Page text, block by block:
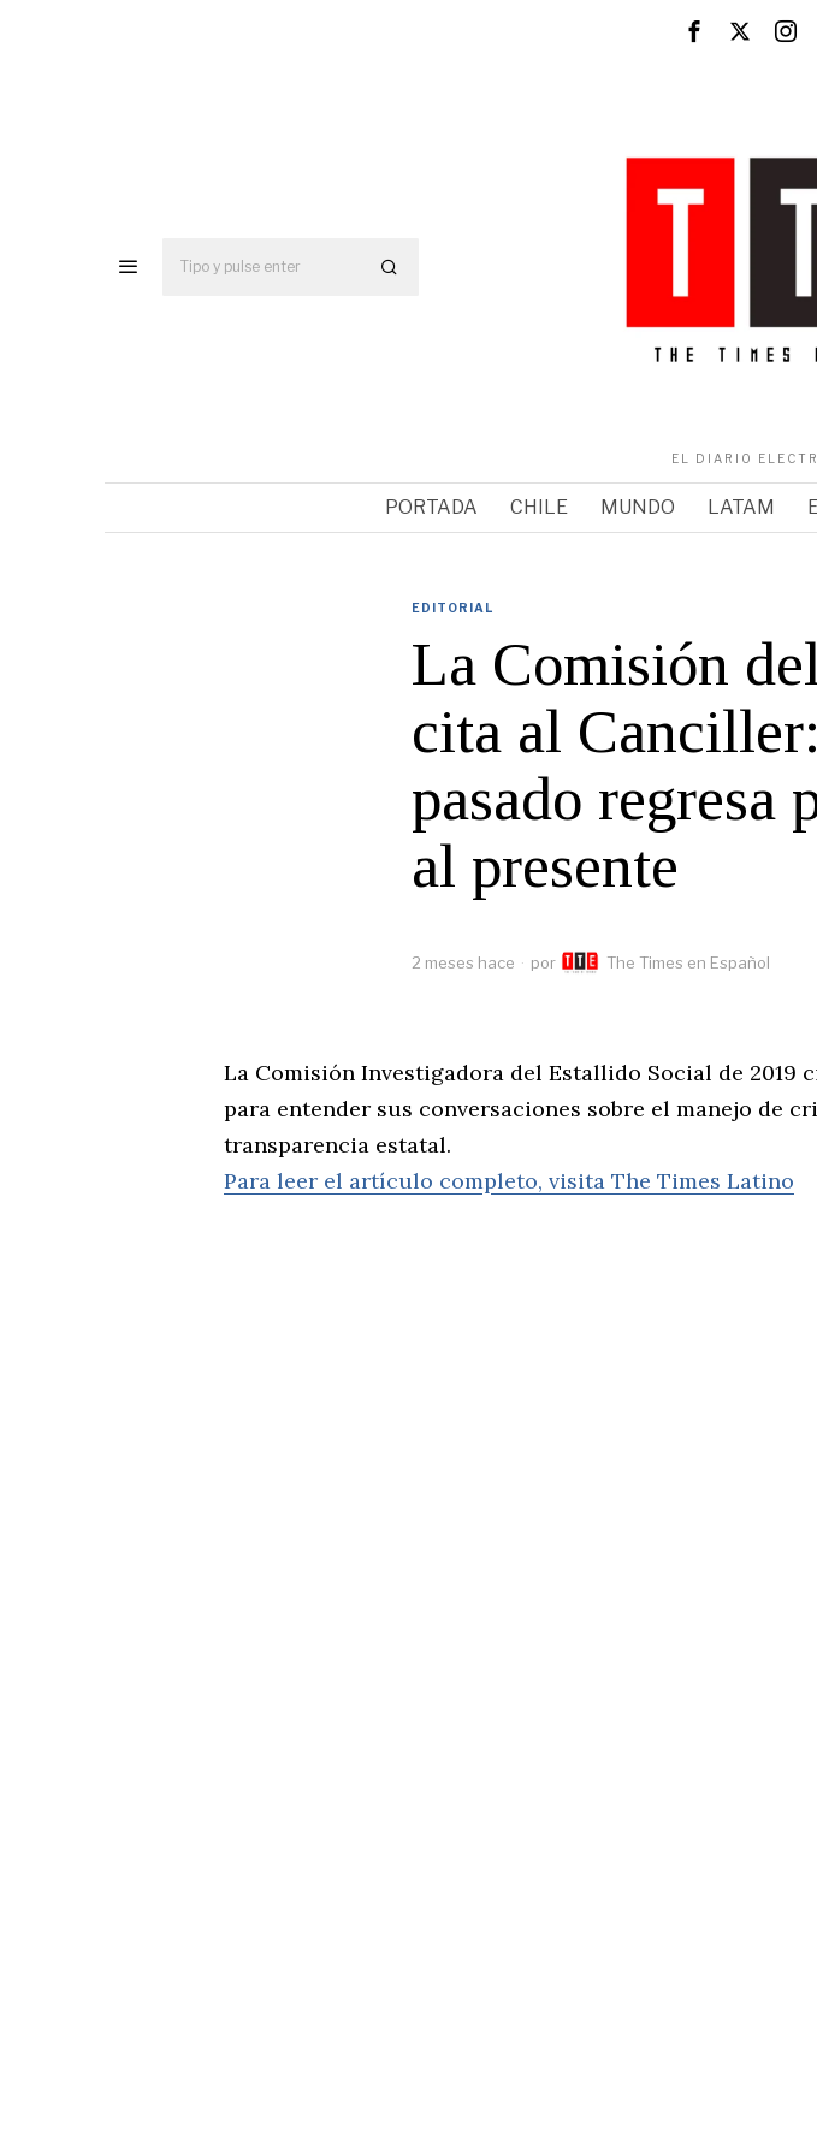
EL DIARIO
PORTADA CHILE MUNDO LATAM
EDITORIAL
La Comisión
cita al
pasado regresa
al presente
2 meses hace por The Times en Español
La Comisión Investigadora del Estallido Social de 2019
para entender sus conversaciones sobre el manejo de
transparencia estatal.
Para leer el artículo completo, visita The Times Latino